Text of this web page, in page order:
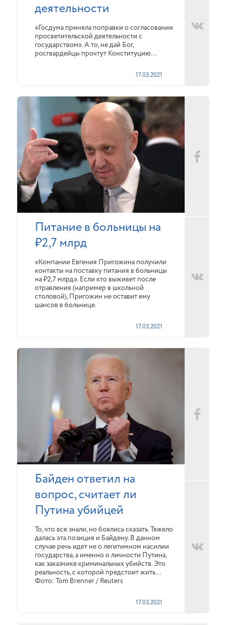
деятельности
«Госдума приняла поправки о согласовании
просветительской деятельности с
государством». А то, не дай Бог,
росгвардейцы прочтут Конституцию…
17.03.2021
Питание в больницы на
₽2,7 млрд
«Компании Евгения Пригожина получили
контакты на поставку питания в больницы
на ₽2,7 млрд». Если кто выживет после
отравления (например в школьной
столовой), Пригожин не оставит ему
шансов в больнице.
17.03.2021
Байден ответил на
вопрос, считает ли
Путина убийцей
То, что все знали, но боялись сказать. Тяжело
далась эта позиция и Байдену. В данном
случае речь идет не о легитимном насилии
государства, а именно о личности Путина,
как заказчике криминальных убийств. Это
реальность, с которой предстоит жить…
Фото: Tom Brenner / Reuters
17.03.2021